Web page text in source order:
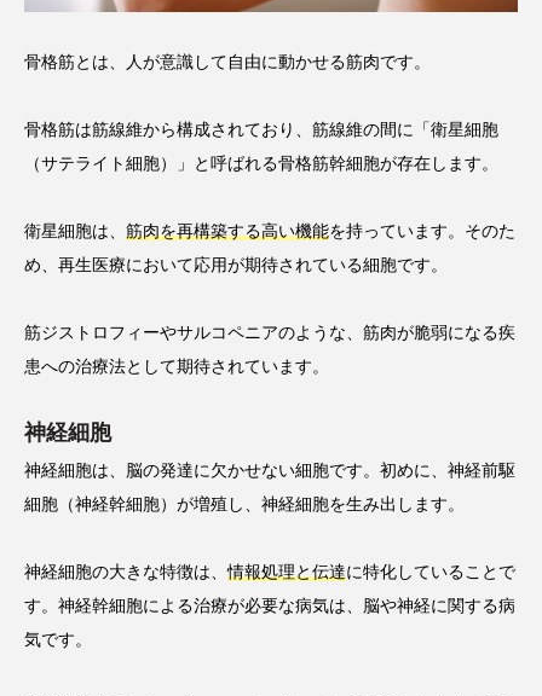
骨格筋とは、人が意識して自由に動かせる筋肉です。
骨格筋は筋線維から構成されており、筋線維の間に「衛星細胞
（サテライト細胞）」と呼ばれる骨格筋幹細胞が存在します。
衛星細胞は、 筋肉を再構築する高い機能を持っています。そのた
め、再生医療において応用が期待されている細胞です。
筋ジストロフィーやサルコペニアのような、筋肉が脆弱になる疾
患への治療法として期待されています。
神経細胞
神経細胞は、脳の発達に欠かせない細胞です。初めに、神経前駆
細胞（神経幹細胞）が増殖し、神経細胞を生み出します。
神経細胞の大きな特徴は、情報処理と伝達に特化していることで
す。神経幹細胞による治療が必要な病気は、脳や神経に関する病
気です。